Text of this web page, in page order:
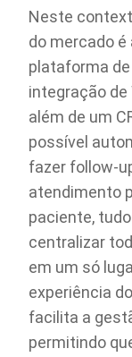
Neste
do mercado é
plataforma
integração de
além de um
possível
fazer follow-
atendimento
paciente,
centralizar
em um só
experiência
facilita a
permitindo